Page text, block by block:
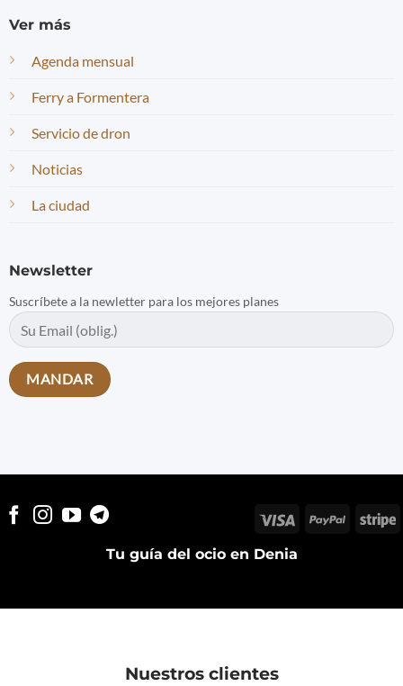
Ver más
Agenda mensual
Ferry a Formentera
Servicio de dron
Noticias
La ciudad
Newsletter
Suscríbete a la newletter para los mejores planes
Tu guía del ocio en Denia
Visa PayPal
Nuestros clientes